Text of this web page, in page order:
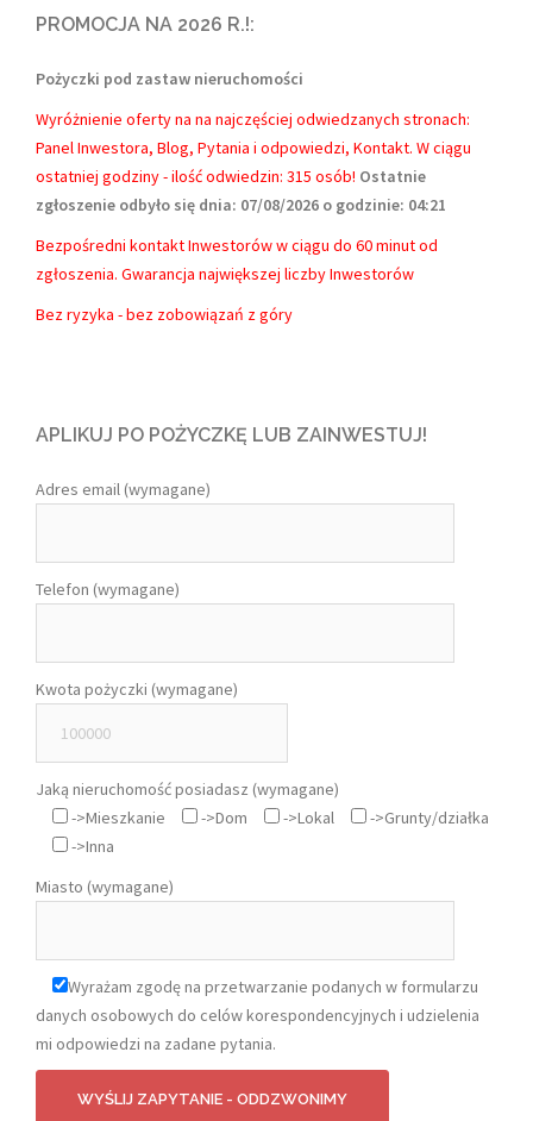
PROMOCJA NA 2026 R.!:
Pożyczki pod zastaw nieruchomości
Wyróżnienie oferty na na najczęściej odwiedzanych stronach:
Panel Inwestora, Blog, Pytania i odpowiedzi, Kontakt. W ciągu
ostatniej godziny - ilość odwiedzin: 315 osób! Ostatnie
zgłoszenie odbyło się dnia: 07/08/2026 o godzinie: 04:21
Bezpośredni kontakt Inwestorów w ciągu do 60 minut od
zgłoszenia. Gwarancja największej liczby Inwestorów
Bez ryzyka - bez zobowiązań z góry
APLIKUJ PO POŻYCZKĘ LUB ZAINWESTUJ!
Adres email (wymagane)
Telefon (wymagane)
Kwota pożyczki (wymagane)
Jaką nieruchomość posiadasz (wymagane)
->Mieszkanie
->Dom ->Lokal
->Grunty/działka
->Inna
Miasto (wymagane)
Wyrażam zgodę na przetwarzanie podanych w formularzu
danych osobowych do celów korespondencyjnych i udzielenia
mi odpowiedzi na zadane pytania.